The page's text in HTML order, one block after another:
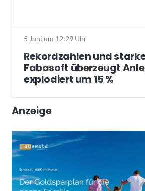
5 Juni um 12:29 Uhr
Rekordzahlen und
Fabasoft überzeugt
explodiert um 15 %
Anzeige